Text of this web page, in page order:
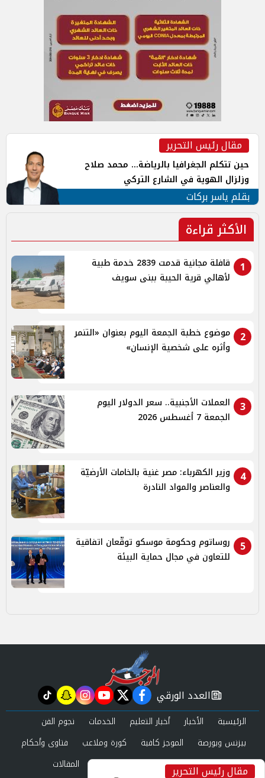
مقال رئيس التحرير
حين تتكلم الجغرافيا بالرياضة... محمد صلاح
وزلزال الهوية في الشارع التركي
بقلم ياسر بركات
الأكثر قراءة
1
قافلة مجانية قدمت 2839 خدمة طبية
لأهالي قرية الحيبة ببنى سويف
2
موضوع خطبة الجمعة اليوم بعنوان «التنمر
وأثره على شخصية الإنسان»
3
العملات الأجنبية.. سعر الدولار اليوم
الجمعة 7 أغسطس 2026
4
وزير الكهرباء: مصر غنية بالخامات الأرضيّة
والعناصر والمواد النادرة
5
روساتوم وحكومة موسكو توقّعان اتفاقية
للتعاون في مجال حماية البيئة
مقال رئيس التحرير
newspaper
العدد الورقي facebook
twitter
youtube
instagram
snapchat
tiktok
الرئيسية الأخبار أخبار التعليم الخدمات
نجوم الفن
بيزنس وبورصة
الموجز كافية كورة وملاعب
فتاوى وأحكام
صحة وجمال
عرب وعالم حوادث ومحاكم
المقالات